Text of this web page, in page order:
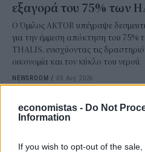
economistas - Do Not
Information
If you wish to opt-out of the
εξαγορά του 75% των
Ο Όμιλος AKTOR υπέγραψε
για την έμμεση απόκτηση του 75%
THALIS, ενισχύοντας τις
οικονομία και τον κύκλο του νερού.
NEWSROOM / 05 Αυγ 2026